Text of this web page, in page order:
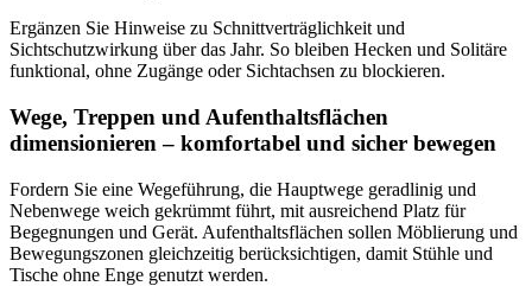
Ergänzen Sie Hinweise zu Schnittverträglichkeit und
Sichtschutzwirkung über das Jahr. So bleiben Hecken und Solitäre
funktional, ohne Zugänge oder Sichtachsen zu blockieren.
Wege, Treppen und Aufenthaltsflächen
dimensionieren – komfortabel und sicher bewegen
Fordern Sie eine Wegeführung, die Hauptwege geradlinig und
Nebenwege weich gekrümmt führt, mit ausreichend Platz für
Begegnungen und Gerät. Aufenthaltsflächen sollen Möblierung und
Bewegungszonen gleichzeitig berücksichtigen, damit Stühle und
Tische ohne Enge genutzt werden.